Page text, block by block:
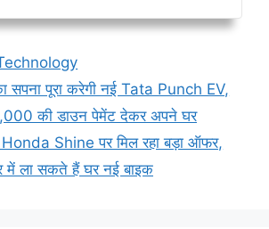
का सपना पूरा करेगी नई Tata Punch EV,
की डाउन पेमेंट देकर अपने घर
Shine पर मिल रहा बड़ा ऑफर,
में ला सकते हैं घर नई बाइक